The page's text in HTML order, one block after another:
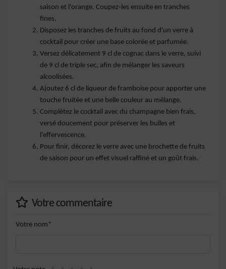
saison et l'orange. Coupez-les ensuite en tranches
fines.
Disposez les tranches de fruits au fond d'un verre à
cocktail pour créer une base colorée et parfumée.
Versez délicatement 9 cl de cognac dans le verre, suivi
de 9 cl de triple sec, afin de mélanger les saveurs
alcoolisées.
Ajoutez 6 cl de liqueur de framboise pour apporter une
touche fruitée et une belle couleur au mélange.
Complétez le cocktail avec du champagne bien frais,
versé doucement pour préserver les bulles et
l'effervescence.
Pour finir, décorez le verre avec une brochette de fruits
de saison pour un effet visuel raffiné et un goût frais.
Votre commentaire
Votre nom*